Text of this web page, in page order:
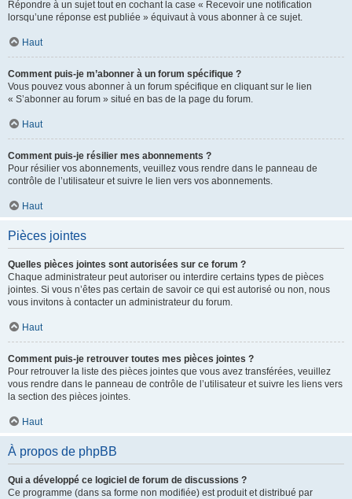
Répondre à un sujet tout en cochant la case « Recevoir une notification
lorsqu’une réponse est publiée » équivaut à vous abonner à ce sujet.
Haut
Comment puis-je m’abonner à un forum spécifique ?
Vous pouvez vous abonner à un forum spécifique en cliquant sur le lien
« S’abonner au forum » situé en bas de la page du forum.
Haut
Comment puis-je résilier mes abonnements ?
Pour résilier vos abonnements, veuillez vous rendre dans le panneau de
contrôle de l’utilisateur et suivre le lien vers vos abonnements.
Haut
Pièces jointes
Quelles pièces jointes sont autorisées sur ce forum ?
Chaque administrateur peut autoriser ou interdire certains types de pièces
jointes. Si vous n’êtes pas certain de savoir ce qui est autorisé ou non, nous
vous invitons à contacter un administrateur du forum.
Haut
Comment puis-je retrouver toutes mes pièces jointes ?
Pour retrouver la liste des pièces jointes que vous avez transférées, veuillez
vous rendre dans le panneau de contrôle de l’utilisateur et suivre les liens vers
la section des pièces jointes.
Haut
À propos de phpBB
Qui a développé ce logiciel de forum de discussions ?
Ce programme (dans sa forme non modifiée) est produit et distribué par